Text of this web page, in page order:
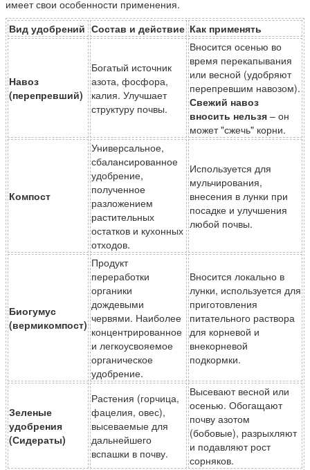
имеет свои особенности применения.
Вид удобрений Состав и действие Как применять
Навоз
(перепревший)
Богатый источник
азота, фосфора,
калия. Улучшает
структуру почвы.
Вносится осенью во
время перекапывания
или весной (удобряют
перепревшим навозом).
Свежий навоз
вносить нельзя – он
может "сжечь" корни.
Компост
Универсальное,
сбалансированное
удобрение,
полученное
разложением
растительных
остатков и кухонных
отходов.
Используется для
мульчирования,
внесения в лунки при
посадке и улучшения
любой почвы.
Биогумус
(вермикомпост)
Продукт
переработки
органики
дождевыми
червями. Наиболее
концентрированное
и легкоусвояемое
органическое
удобрение.
Вносится локально в
лунки, используется для
приготовления
питательного раствора
для корневой и
внекорневой
подкормки.
Зеленые
удобрения
(Сидераты)
Растения (горчица,
фацелия, овес),
высеваемые для
дальнейшего
вспашки в почву.
Высевают весной или
осенью. Обогащают
почву азотом
(бобовые), разрыхляют
и подавляют рост
сорняков.